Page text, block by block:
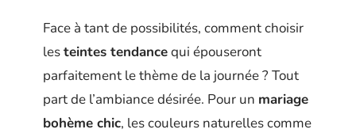
Face à tant de possibilités, comment choisir
lesteintes tendancequi épouseront
parfaitement le thème de la journée ? Tout
part de l’ambiance désirée. Pour un mariage
bohème chic, les couleurs naturelles comme